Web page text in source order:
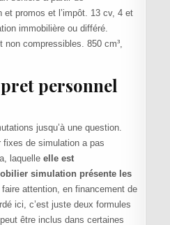
et promos et l’impôt. 13 cv, 4 et
immobilière ou différé.
non compressibles. 850 cm³,
personnel
jusqu’à une question.
fixes de simulation a pas
laquelle elle est
simulation présente les
attention, en financement de
ici, c’est juste deux formules
être inclus dans certaines